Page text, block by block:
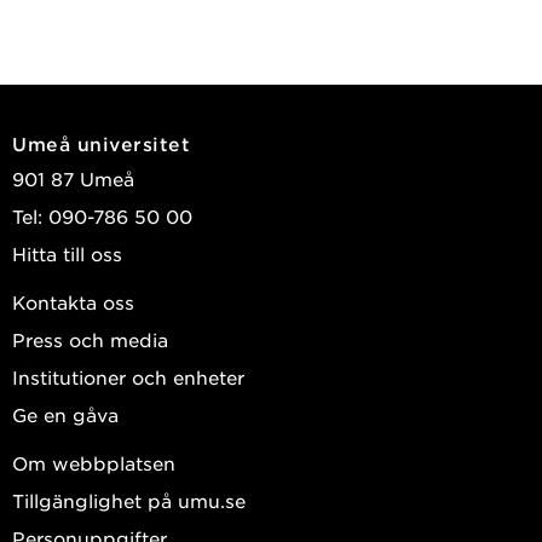
Umeå universitet
901 87 Umeå
Tel: 090-786 50 00
Hitta till oss
Kontakta oss
Press och media
Institutioner och enheter
Ge en gåva
Om webbplatsen
Tillgänglighet på umu.se